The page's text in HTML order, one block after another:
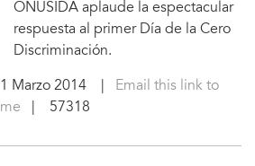
ONUSIDA aplaude la espectacular
respuesta al primer Día de la Cero
Discriminación.
1 Marzo 2014|
Email this link to
me | 57318